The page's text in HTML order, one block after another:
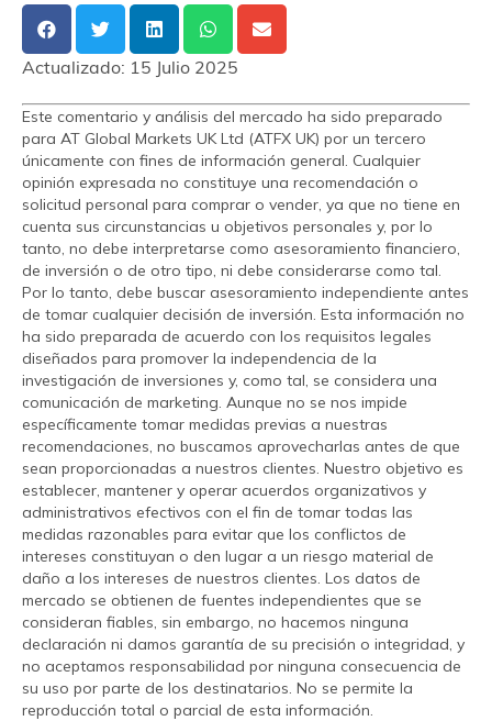
Actualizado: 15 Julio 2025
Este comentario y análisis del mercado ha sido preparado
para AT Global Markets UK Ltd (ATFX UK) por un tercero
únicamente con fines de información general. Cualquier
opinión expresada no constituye una recomendación o
solicitud personal para comprar o vender, ya que no tiene en
cuenta sus circunstancias u objetivos personales y, por lo
tanto, no debe interpretarse como asesoramiento financiero,
de inversión o de otro tipo, ni debe considerarse como tal.
Por lo tanto, debe buscar asesoramiento independiente antes
de tomar cualquier decisión de inversión. Esta información no
ha sido preparada de acuerdo con los requisitos legales
diseñados para promover la independencia de la
investigación de inversiones y, como tal, se considera una
comunicación de marketing. Aunque no se nos impide
específicamente tomar medidas previas a nuestras
recomendaciones, no buscamos aprovecharlas antes de que
sean proporcionadas a nuestros clientes. Nuestro objetivo es
establecer, mantener y operar acuerdos organizativos y
administrativos efectivos con el fin de tomar todas las
medidas razonables para evitar que los conflictos de
intereses constituyan o den lugar a un riesgo material de
daño a los intereses de nuestros clientes. Los datos de
mercado se obtienen de fuentes independientes que se
consideran fiables, sin embargo, no hacemos ninguna
declaración ni damos garantía de su precisión o integridad, y
no aceptamos responsabilidad por ninguna consecuencia de
su uso por parte de los destinatarios. No se permite la
reproducción total o parcial de esta información.